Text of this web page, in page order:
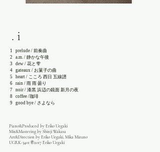
. i
1 prelude / 前奏曲
2 a.m. / 静かな午後
3 dew / 花と雫
4 gateaux / お菓子の曲
5 heart / こころ 西日 五線譜
6 rain / 雨 雨 曇り
7 noir / 漆黒 浜辺の鏡面 新月の夜
8 coffee /珈琲
9 good bye / さよなら
Piano&Produced by Eriko Uegaki
Mix&Mastering by Shinji Wakasa
Art&Direction by Eriko Uegaki, Mika Mizuno
UGRK-3401​ ℗2017 Eriko Uegaki